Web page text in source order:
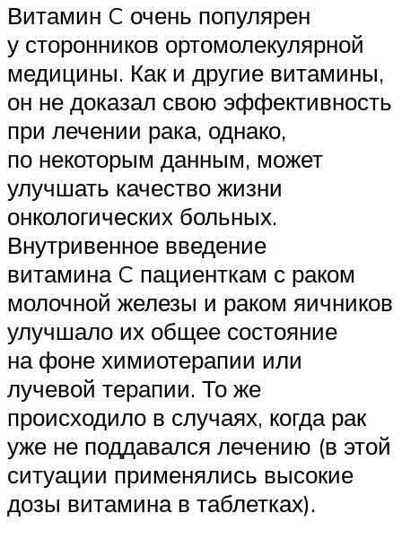
Витамин C очень популярен
у сторонников ортомолекулярной
медицины. Как и другие витамины,
он не доказал свою эффективность
при лечении рака, однако,
по некоторым данным, может
улучшать качество жизни
онкологических больных.
Внутривенное введение
витамина C пациенткам с раком
молочной железы и раком яичников
улучшало их общее состояние
на фоне химиотерапии или
лучевой терапии. То же
происходило в случаях, когда рак
уже не поддавался лечению (в этой
ситуации применялись высокие
дозы витамина в таблетках).